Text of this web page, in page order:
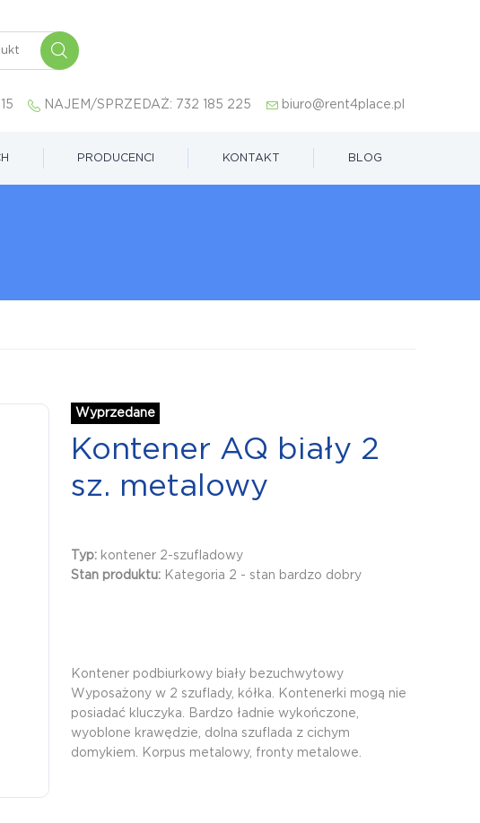
NAJEM/SPRZEDAŻ: 732 185 225 biuro@rent4place.pl
PRODUCENCI KONTAKT BLOG
Wyprzedane
Kontener AQ biały 2
sz. metalowy
Typ: kontener 2-szufladowy
Stan produktu: Kategoria 2 - stan bardzo dobry
Kontener podbiurkowy biały bezuchwytowy
Wyposażony w 2 szuflady, kółka. Kontenerki mogą nie
posiadać kluczyka. Bardzo ładnie wykończone,
wyoblone krawędzie, dolna szuflada z cichym
domykiem. Korpus metalowy, fronty metalowe.